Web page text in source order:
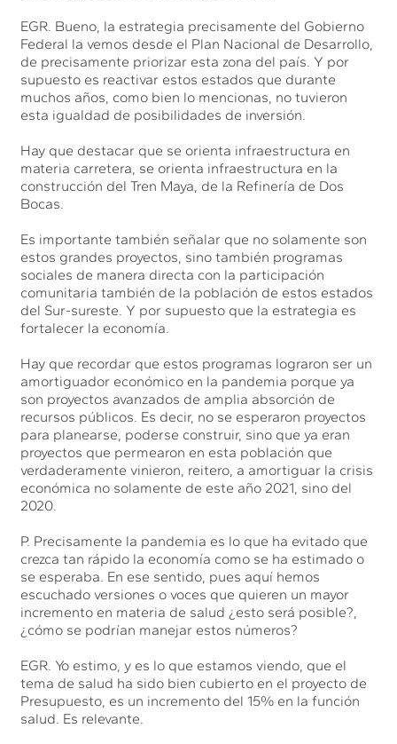
EGR. Bueno, la estrategia precisamente del Gobierno
Federal la vemos desde el Plan Nacional de Desarrollo,
de precisamente priorizar esta zona del país. Y por
supuesto es reactivar estos estados que durante
muchos años, como bien lo mencionas, no tuvieron
esta igualdad de posibilidades de inversión.
Hay que destacar que se orienta infraestructura en
materia carretera, se orienta infraestructura en la
construcción del Tren Maya, de la Refinería de Dos
Bocas.
Es importante también señalar que no solamente son
estos grandes proyectos, sino también programas
sociales de manera directa con la participación
comunitaria también de la población de estos estados
del Sur-sureste. Y por supuesto que la estrategia es
fortalecer la economía.
Hay que recordar que estos programas lograron ser un
amortiguador económico en la pandemia porque ya
son proyectos avanzados de amplia absorción de
recursos públicos. Es decir, no se esperaron proyectos
para planearse, poderse construir, sino que ya eran
proyectos que permearon en esta población que
verdaderamente vinieron, reitero, a amortiguar la crisis
económica no solamente de este año 2021, sino del
2020.
P. Precisamente la pandemia es lo que ha evitado que
crezca tan rápido la economía como se ha estimado o
se esperaba. En ese sentido, pues aquí hemos
escuchado versiones o voces que quieren un mayor
incremento en materia de salud ¿esto será posible?,
¿cómo se podrían manejar estos números?
EGR. Yo estimo, y es lo que estamos viendo, que el
tema de salud ha sido bien cubierto en el proyecto de
Presupuesto, es un incremento del 15% en la función
salud. Es relevante.